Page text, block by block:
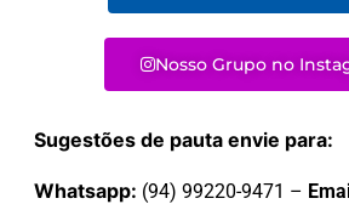
Nosso Grupo no
Sugestões de pauta envie para:
Whatsapp: (94) 99220-9471 –